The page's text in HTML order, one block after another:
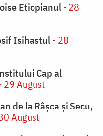
Etiopianul- 28
Isihastul- 28
Cap al
29 August
de la Râşca şi Secu,
August